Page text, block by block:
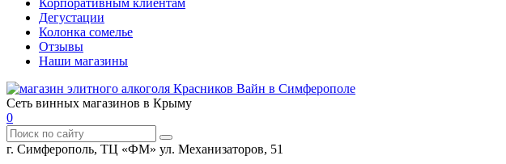
Корпоративным клиентам
Дегустации
Колонка сомелье
Отзывы
Наши магазины
Сеть винных магазинов в Крыму
0
г. Симферополь, ТЦ «ФМ» ул. Механизаторов, 51